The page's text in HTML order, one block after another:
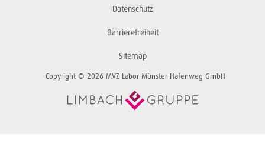
Datenschutz
Barrierefreiheit
Sitemap
Copyright © 2026 MVZ Labor Münster Hafenweg GmbH